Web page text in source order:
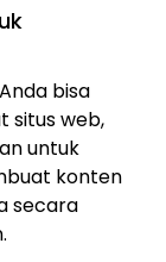
bisa
situs web,
untuk
konten
secara